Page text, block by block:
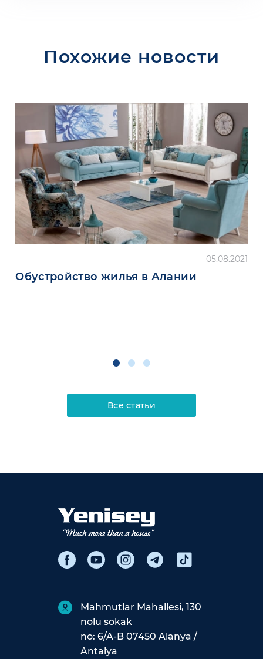
Похожие новости
05.08.2021
Обустройство жилья в Алании
Все статьи
Mahmutlar Mahallesi, 130
nolu sokak
no: 6/A-B 07450 Alanya /
Antalya